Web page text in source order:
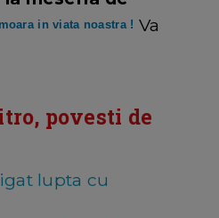
in viata noastra ! Va
povesti de
lupta cu